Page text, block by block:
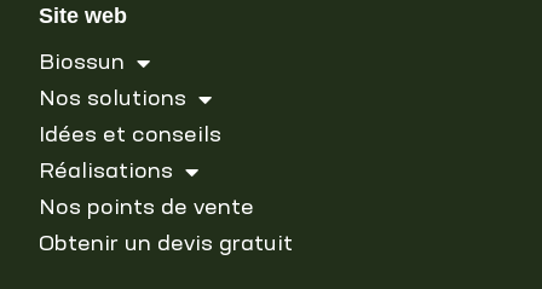
Site web
Biossun
Nos solutions
Idées et conseils
Réalisations
Nos points de vente
Obtenir un devis gratuit